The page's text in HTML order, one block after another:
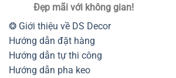
Đẹp mãi với không gian!
❂ Giới thiệu về DS Decor
Hướng dẫn đặt hàng
Hướng dẫn tự thi công
Hướng dẫn pha keo